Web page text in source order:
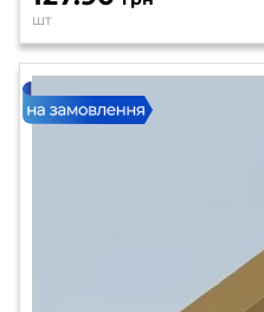
шт